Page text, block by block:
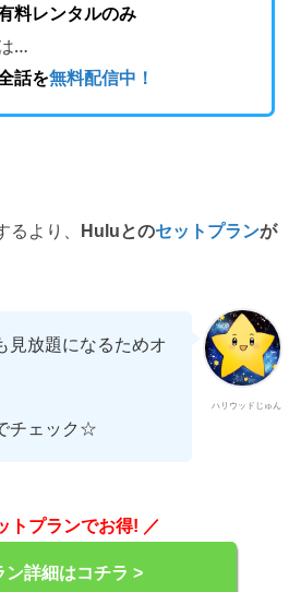
料レンタルのみ
…
話を無料配信中！
より、 Huluとのセットプランが
ハリウッドじゅん
見放題になるためオ
チェック☆
トプランでお得! ／
ン詳細はコチラ >